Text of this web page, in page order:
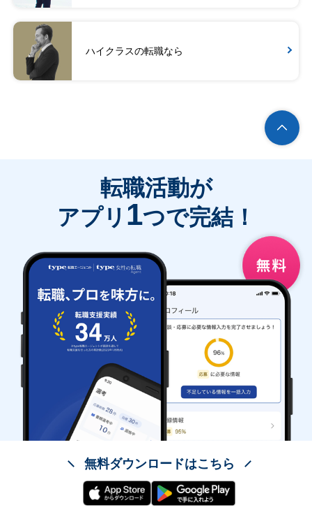
ハイクラスの転職なら
転職活動が
アプリ 1つで完結！
無料ダウンロードはこちら